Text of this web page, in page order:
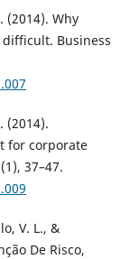
(2014). Why
Business
(2014).
for corporate
37–47.
V. L., &
De Risco,